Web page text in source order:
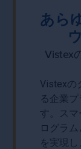
あら
Vistex
Vistexの
る企業
す。ス
ログラ
を実現し